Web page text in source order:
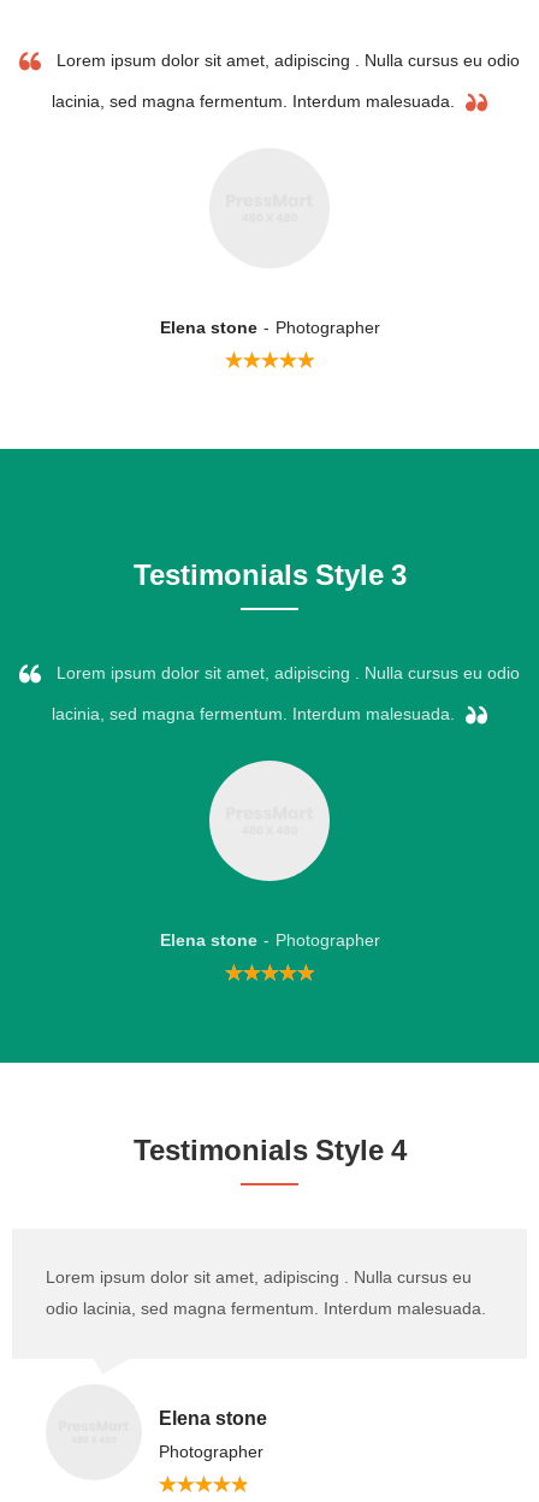
Lorem ipsum dolor sit amet, adipiscing . Nulla cursus eu odio
lacinia, sed magna fermentum. Interdum malesuada.
Elena stone Photographer
Testimonials Style 3
Lorem ipsum dolor sit amet, adipiscing . Nulla cursus eu odio
lacinia, sed magna fermentum. Interdum malesuada.
Elena stone Photographer
Testimonials Style 4
Lorem ipsum dolor sit amet, adipiscing . Nulla cursus eu
odio lacinia, sed magna fermentum. Interdum malesuada.
Elena stone
Photographer